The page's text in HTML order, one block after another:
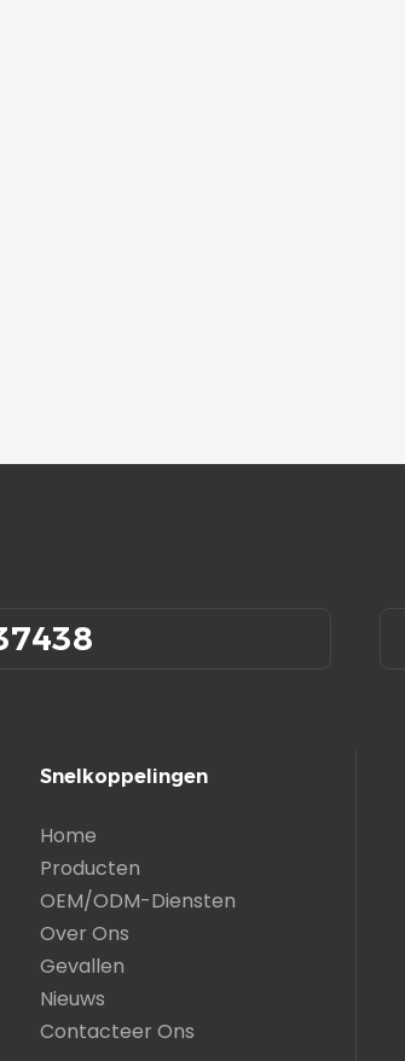
Snelkoppelingen
Home
Producten
OEM/ODM-Diensten
Over Ons
Gevallen
Nieuws
Contacteer Ons